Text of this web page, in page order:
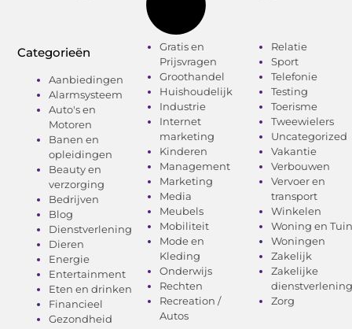
Categorieën
Aanbiedingen
Alarmsysteem
Auto's en
Motoren
Banen en
opleidingen
Beauty en
verzorging
Bedrijven
Blog
Dienstverlening
Dieren
Energie
Entertainment
Eten en drinken
Financieel
Gezondheid
Gratis en
Prijsvragen
Groothandel
Huishoudelijk
Industrie
Internet
marketing
Kinderen
Management
Marketing
Media
Meubels
Mobiliteit
Mode en
Kleding
Onderwijs
Rechten
Recreation /
Autos
Relatie
Sport
Telefonie
Testing
Toerisme
Tweewielers
Uncategorized
Vakantie
Verbouwen
Vervoer en
transport
Winkelen
Woning en Tuin
Woningen
Zakelijk
Zakelijke
dienstverlening
Zorg